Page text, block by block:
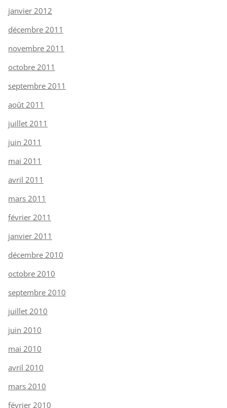
janvier 2012
décembre 2011
novembre 2011
octobre 2011
septembre 2011
août 2011
juillet 2011
juin 2011
mai 2011
avril 2011
mars 2011
février 2011
janvier 2011
décembre 2010
octobre 2010
septembre 2010
juillet 2010
juin 2010
mai 2010
avril 2010
mars 2010
février 2010